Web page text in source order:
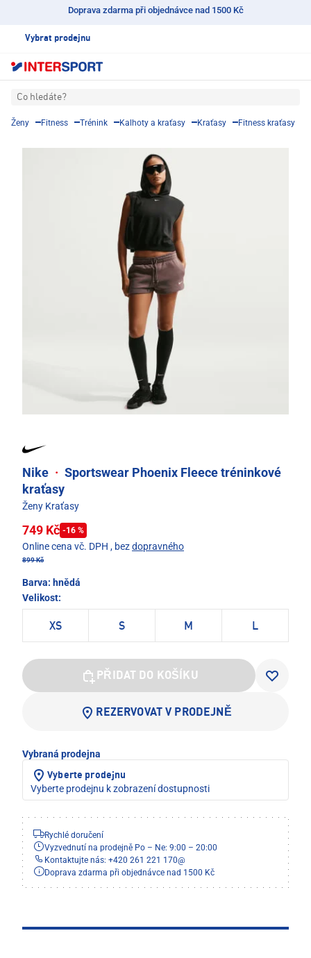
Doprava zdarma při objednávce nad 1500 Kč
Vybrat prodejnu
Co hledáte?
Ženy Fitness Trénink Kalhoty a kraťasy Kraťasy Fitness kraťasy
Nike · Sportswear Phoenix Fleece tréninkové
kraťasy
Ženy Kraťasy
749 Kč -16 %
Online cena vč. DPH , bezdopravného
899 Kč
Barva: hnědá
Velikost:
XS S M L
PŘIDAT DO KOŠÍKU
REZERVOVAT V PRODEJNĚ
Vybraná prodejna
Vyberte prodejnu
Vyberte prodejnu k zobrazení dostupnosti
Rychlé doručení
Vyzvednutí na prodejně Po – Ne: 9:00 – 20:00
Kontaktujte nás: +420 261 221 170@
Doprava zdarma při objednávce nad 1500 Kč